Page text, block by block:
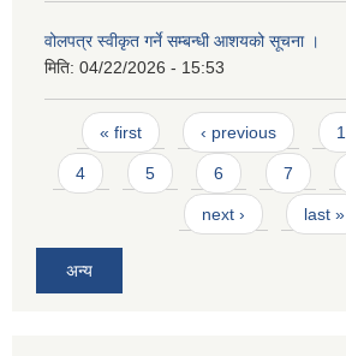
वोलपत्र स्वीकृत गर्ने सम्बन्धी आशयको सूचना ।
मिति: 04/22/2026 - 15:53
Pages
« first ‹ previous 1
4 5 6 7
next › last »
अन्य